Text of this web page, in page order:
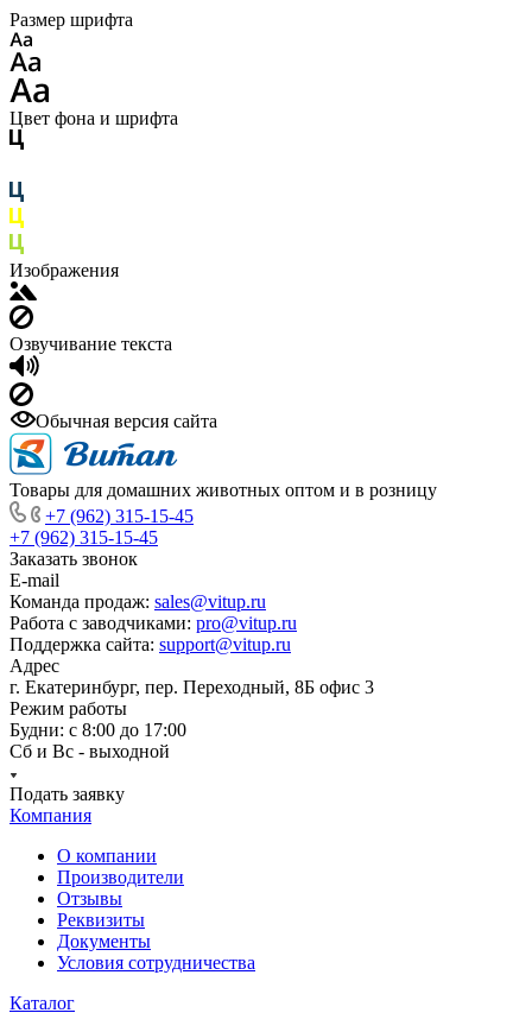
Размер шрифта
Цвет фона и шрифта
Изображения
Озвучивание текста
Обычная версия сайта
Товары для домашних животных оптом и в розницу
+7 (962) 315-15-45
+7 (962) 315-15-45
Заказать звонок
E-mail
Команда продаж: sales@vitup.ru
Работа с заводчиками: pro@vitup.ru
Поддержка сайта: support@vitup.ru
Адрес
г. Екатеринбург, пер. Переходный, 8Б офис 3
Режим работы
Будни: с 8:00 до 17:00
Сб и Вс - выходной
Подать заявку
Компания
О компании
Производители
Отзывы
Реквизиты
Документы
Условия сотрудничества
Каталог